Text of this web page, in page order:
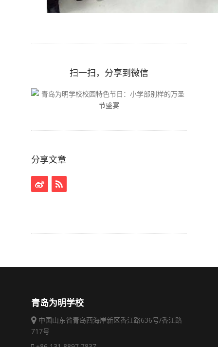
扫一扫，分享到微信
分享文章
青岛为明学校
中国山东省青岛西海岸新区香江路636号/香江路
717号